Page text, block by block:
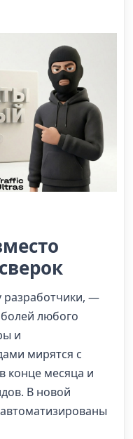
разработчики, —
болей любого
и
мирятся с
конце месяца и
В новой